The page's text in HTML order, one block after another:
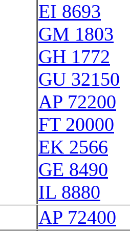
EI 8693
GM 1803
GH 1772
GU 32150
AP 72200
FT 20000
EK 2566
GE 8490
IL 8880
AP 72400